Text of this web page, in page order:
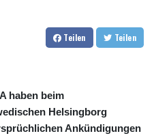
Teilen Teilen
haben beim
Helsingborg
Ankündigungen